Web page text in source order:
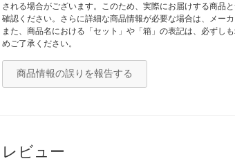
される場合がございます。このため、実際にお届けする商品
確認ください。さらに詳細な商品情報が必要な場合は、メー
また、商品名における「セット」や「箱」の表記は、必ずし
めご了承ください。
商品情報の誤りを報告する
レビュー